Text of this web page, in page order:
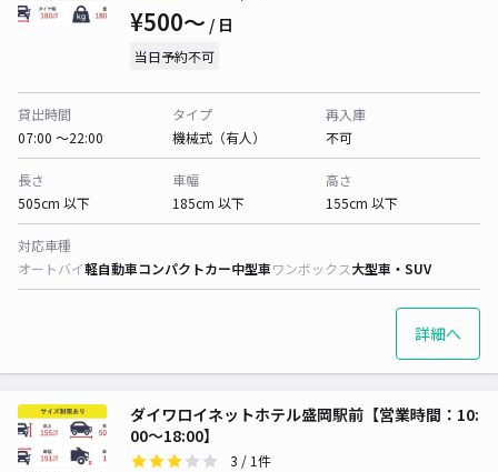
¥500〜 / 日
当日予約不可
貸出時間
07:00 〜22:00
タイプ
機械式（有人）
再入庫
不可
長さ
505cm 以下
車幅
185cm 以下
高さ
155cm 以下
対応車種
オートバイ軽自動車コンパクトカー中型車ワンボックス大型車・SUV
詳細へ
ダイワロイネットホテル盛岡駅前【営業時間：10:
00～18:00】
3 / 1件